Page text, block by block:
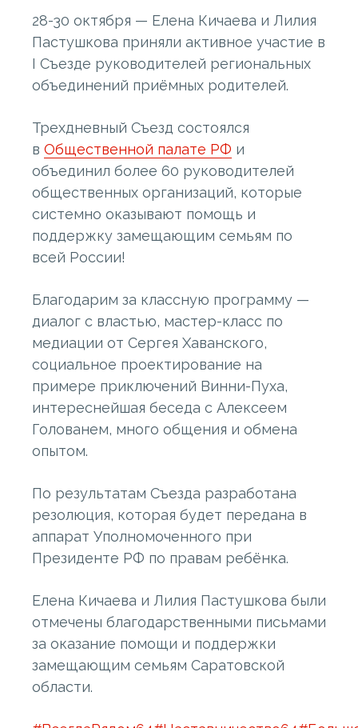
28-30 октября — Елена Кичаева и Лилия
Пастушкова приняли активное участие в
I Съезде руководителей региональных
объединений приёмных родителей.
Трехдневный Съезд состоялся
в Общественной палате РФ и
объединил более 60 руководителей
общественных организаций, которые
системно оказывают помощь и
поддержку замещающим семьям по
всей России!
Благодарим за классную программу —
диалог с властью, мастер-класс по
медиации от Сергея Хаванского,
социальное проектирование на
примере приключений Винни-Пуха,
интереснейшая беседа с Алексеем
Голованем, много общения и обмена
опытом.
По результатам Съезда разработана
резолюция, которая будет передана в
аппарат Уполномоченного при
Президенте РФ по правам ребёнка.
Елена Кичаева и Лилия Пастушкова были
отмечены благодарственными письмами
за оказание помощи и поддержки
замещающим семьям Саратовской
области.